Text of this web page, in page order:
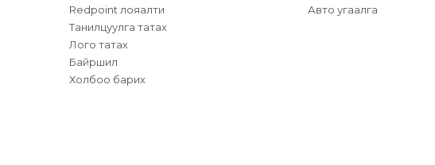
Redpoint лояалти
Танилцуулга татах
Лого татах
Байршил
Холбоо барих
Авто угаалга